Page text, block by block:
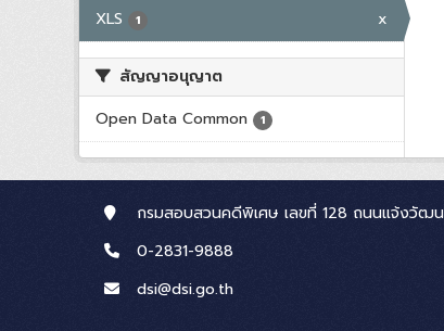
XLS 1 x
สัญญาอนุญาต
Open Data Common
1
กรมสอบสวนคดีพิเศษ เลขที่ 128 ถนนแจ้งวัฒ
0-2831-9888
dsi@dsi.go.th